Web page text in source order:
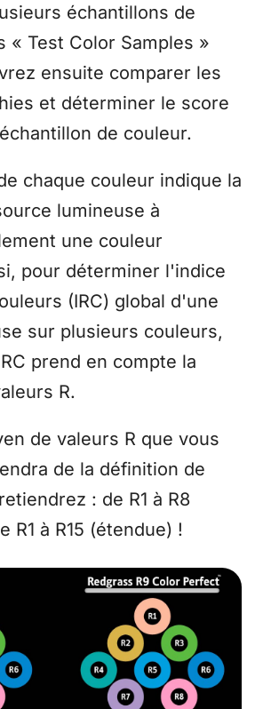
échantillons de
« Test Color Samples »
ensuite comparer les
et déterminer le score
de couleur.
chaque couleur indique la
lumineuse à
une couleur
pour déterminer l'indice
(IRC) global d'une
sur plusieurs couleurs,
prend en compte la
R.
de valeurs R que vous
de la définition de
: de R1 à R8
R1 à R15 (étendue) !